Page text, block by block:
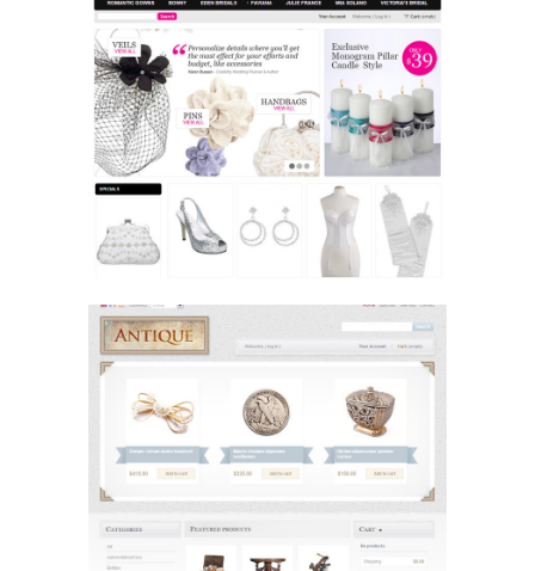
Wed00023
Website Design / 웨딩 / 웨딩
Ant0007